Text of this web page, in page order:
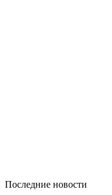
Последние новости